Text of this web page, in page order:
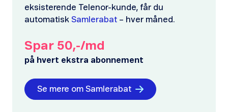
eksisterende Telenor-kunde, får du
automatisk Samlerabat – hver måned.
Spar 50,-/md
på hvert ekstra abonnement
Se mere om Samlerabat